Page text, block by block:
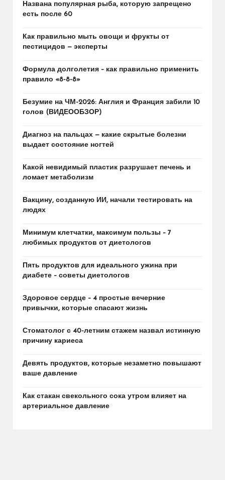
Названа популярная рыба, которую запрещено
есть после 60
Как правильно мыть овощи и фрукты от
пестицидов — эксперты
Формула долголетия – как правильно применить
правило «8-8-8»
Безумие на ЧМ-2026: Англия и Франция забили 10
голов (ВИДЕООБЗОР)
Диагноз на пальцах — какие скрытые болезни
выдает состояние ногтей
Какой невидимый пластик разрушает печень и
ломает метаболизм
Вакцину, созданную ИИ, начали тестировать на
людях
Минимум клетчатки, максимум пользы – 7
любимых продуктов от диетологов
Пять продуктов для идеального ужина при
диабете – советы диетологов
Здоровое сердце – 4 простые вечерние
привычки, которые спасают жизнь
Стоматолог с 40-летним стажем назвал истинную
причину кариеса
Девять продуктов, которые незаметно повышают
ваше давление
Как стакан свекольного сока утром влияет на
артериальное давление